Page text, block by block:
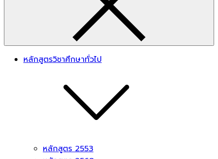
หลักสูตรวิชาศึกษาทั่วไป
หลักสูตร 2553